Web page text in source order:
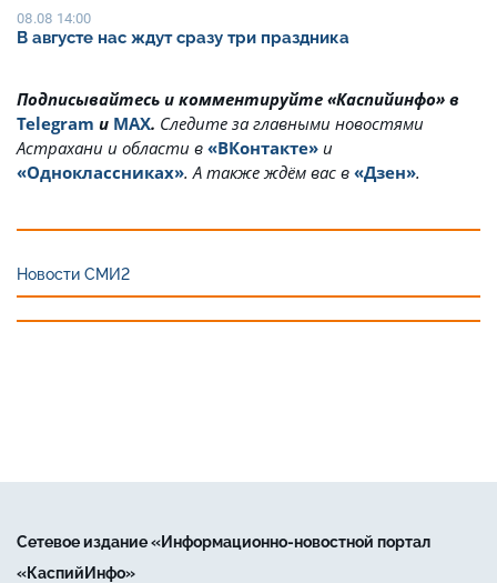
08.08 14:00
В августе нас ждут сразу три праздника
Подписывайтесь и комментируйте «Каспийинфо» в
Telegram и MAX. Cледите за главными новостями
Астрахани и области в «ВКонтакте» и
«Одноклассниках». А также ждём вас в «Дзен».
Новости СМИ2
Сетевое издание «Информационно-новостной портал
«КаспийИнфо»